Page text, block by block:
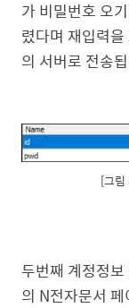
가 비밀번호 오
렸다며 재입력
의 서버로 전송
[그
두번째 계정정
의 N전자문서